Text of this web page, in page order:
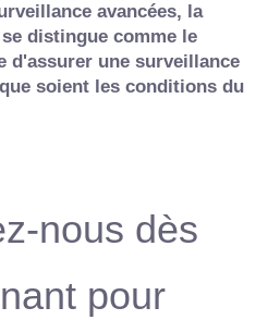
avancées, la
distingue comme le
d'assurer une surveillance
soient les conditions du
nous dès
pour